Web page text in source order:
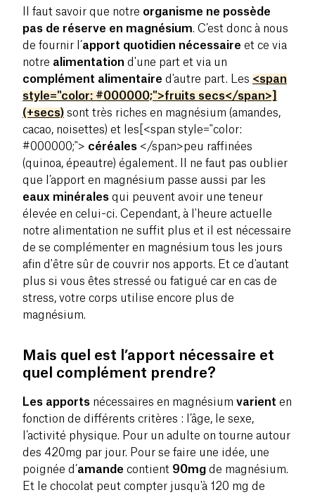
Il faut savoir que notre organisme ne possède
pas de réserve en magnésium. C’est donc à nous
de fournir l’apport quotidien nécessaire et ce via
notre alimentation d'une part et via un
complément alimentaire d'autre part. Les <span
style="color: #000000;">fruits secs</span>]
(+secs) sont très riches en magnésium (amandes,
cacao, noisettes) et les[<span style="color:
#000000;"> céréales </span>peu raffinées
(quinoa, épeautre) également. Il ne faut pas oublier
que l’apport en magnésium passe aussi par les
eaux minérales qui peuvent avoir une teneur
élevée en celui-ci. Cependant, à l'heure actuelle
notre alimentation ne suffit plus et il est nécessaire
de se complémenter en magnésium tous les jours
afin d'être sûr de couvrir nos apports. Et ce d'autant
plus si vous êtes stressé ou fatigué car en cas de
stress, votre corps utilise encore plus de
magnésium.
Mais quel est l’apport nécessaire et
quel complément prendre?
Les apports nécessaires en magnésium varient en
fonction de différents critères : l’âge, le sexe,
l’activité physique. Pour un adulte on tourne autour
des 420mg par jour. Pour se faire une idée, une
poignée d’amande contient 90mg de magnésium.
Et le chocolat peut compter jusqu'à 120 mg de